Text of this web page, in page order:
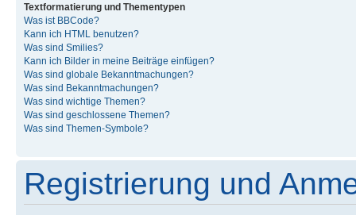
Textformatierung und Thementypen
Was ist BBCode?
Kann ich HTML benutzen?
Was sind Smilies?
Kann ich Bilder in meine Beiträge einfügen?
Was sind globale Bekanntmachungen?
Was sind Bekanntmachungen?
Was sind wichtige Themen?
Was sind geschlossene Themen?
Was sind Themen-Symbole?
Registrierung und